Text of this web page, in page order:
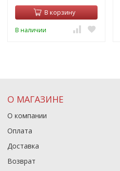
В корзину
В наличии
О МАГАЗИНЕ
О компании
Оплата
Доставка
Возврат